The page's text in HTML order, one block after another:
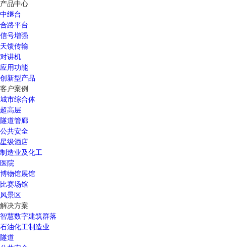
产品中心
中继台
合路平台
信号增强
天馈传输
对讲机
应用功能
创新型产品
客户案例
城市综合体
超高层
隧道管廊
公共安全
星级酒店
制造业及化工
医院
博物馆展馆
比赛场馆
风景区
解决方案
智慧数字建筑群落
石油化工制造业
隧道